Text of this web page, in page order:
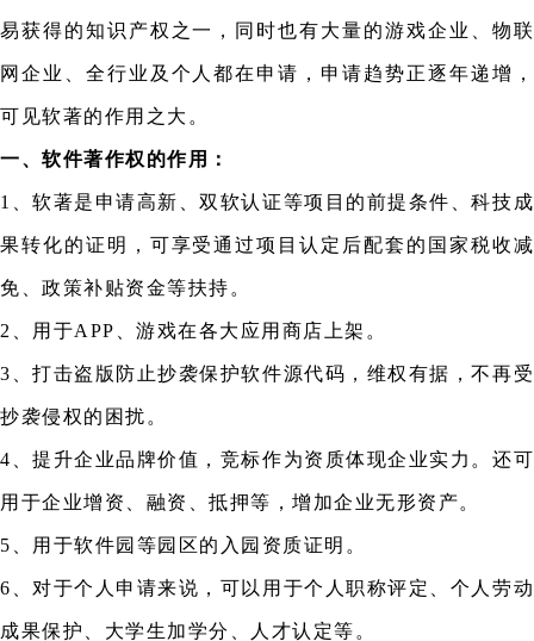
易获得的知识产权之一，同时也有大量的游戏企业、物联
网企业、全行业及个人都在申请，申请趋势正逐年递增，
可见软著的作用之大。
一、软件著作权的作用：
1、软著是申请高新、双软认证等项目的前提条件、科技成
果转化的证明，可享受通过项目认定后配套的国家税收减
免、政策补贴资金等扶持。
2、用于APP、游戏在各大应用商店上架。
3、打击盗版防止抄袭保护软件源代码，维权有据，不再受
抄袭侵权的困扰。
4、提升企业品牌价值，竞标作为资质体现企业实力。还可
用于企业增资、融资、抵押等，增加企业无形资产。
5、用于软件园等园区的入园资质证明。
6、对于个人申请来说，可以用于个人职称评定、个人劳动
成果保护、大学生加学分、人才认定等。